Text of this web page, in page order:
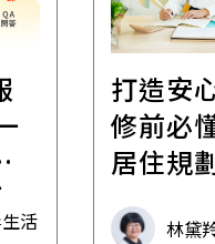
活
打造安
修前必
居住規
林黛